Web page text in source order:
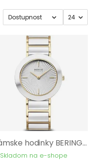
Dámske hodinky BERING Ceramic 11435-758
Skladom na e-shope